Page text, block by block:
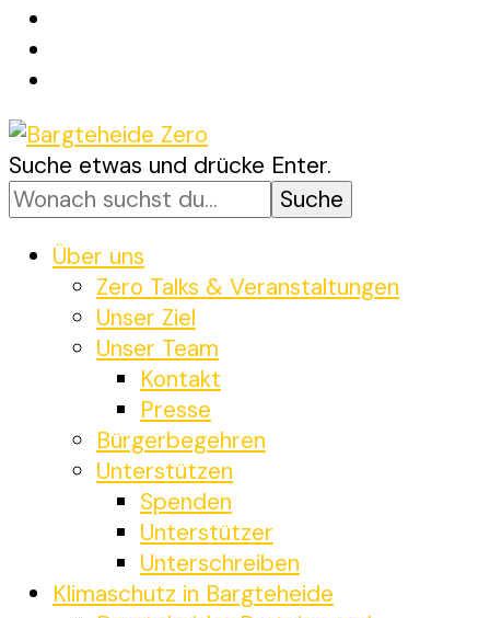
Bargteheide Zero
Bargteheide bis 2035 Klimaneutral
Suchst
du
nach
etwas?
Suche etwas und drücke Enter.
Über uns
Zero Talks & Veranstaltungen
Unser Ziel
Unser Team
Kontakt
Presse
Bürgerbegehren
Unterstützen
Spenden
Unterstützer
Unterschreiben
Klimaschutz in Bargteheide